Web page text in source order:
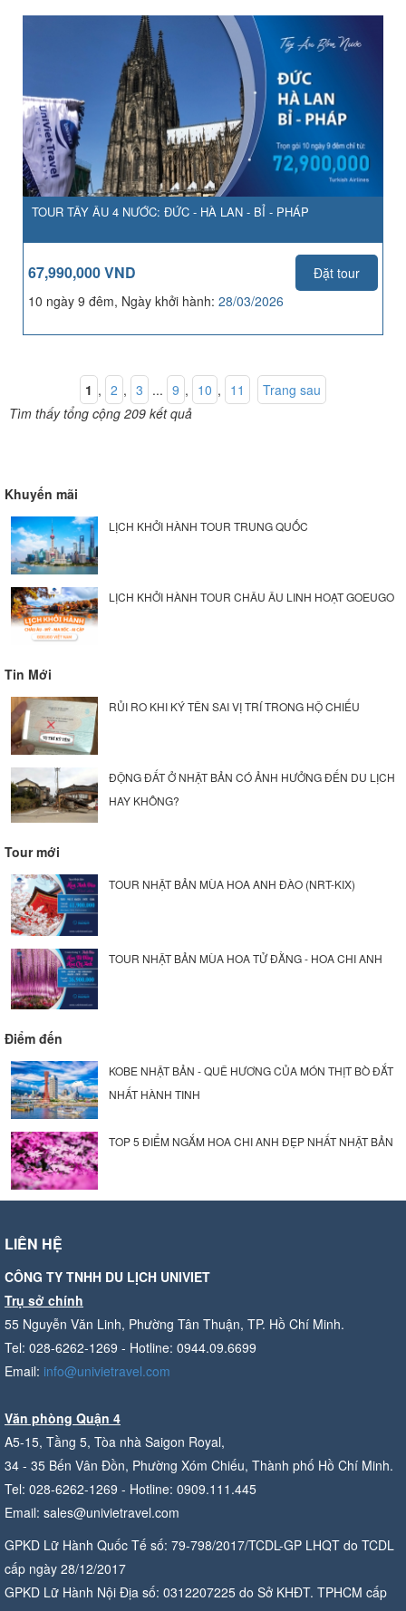
TOUR TÂY ÂU 4 NƯỚC: ĐỨC - HÀ LAN - BỈ - PHÁP
67,990,000 VND
Đặt tour
10 ngày 9 đêm, Ngày khởi hành: 28/03/2026
1 , 2 , 3 ... 9 , 10 , 11
Trang sau
Tìm thấy tổng cộng 209 kết quả
Khuyến mãi
LỊCH KHỞI HÀNH TOUR TRUNG QUỐC
LỊCH KHỞI HÀNH TOUR CHÂU ÂU LINH HOẠT GOEUGO
Tin Mới
RỦI RO KHI KÝ TÊN SAI VỊ TRÍ TRONG HỘ CHIẾU
ĐỘNG ĐẤT Ở NHẬT BẢN CÓ ẢNH HƯỞNG ĐẾN DU LỊCH
HAY KHÔNG?
Tour mới
TOUR NHẬT BẢN MÙA HOA ANH ĐÀO (NRT-KIX)
TOUR NHẬT BẢN MÙA HOA TỬ ĐẰNG - HOA CHI ANH
Điểm đến
KOBE NHẬT BẢN - QUÊ HƯƠNG CỦA MÓN THỊT BÒ ĐẮT
NHẤT HÀNH TINH
TOP 5 ĐIỂM NGẮM HOA CHI ANH ĐẸP NHẤT NHẬT BẢN
LIÊN HỆ
CÔNG TY TNHH DU LỊCH UNIVIET
Trụ sở chính
55 Nguyễn Văn Linh, Phường Tân Thuận, TP. Hồ Chí Minh.
Tel: 028-6262-1269 - Hotline: 0944.09.6699
Email: info@univietravel.com
Văn phòng Quận 4
A5-15, Tầng 5, Tòa nhà Saigon Royal,
34 - 35 Bến Vân Đồn, Phường Xóm Chiếu, Thành phố Hồ Chí Minh.
Tel: 028-6262-1269 - Hotline: 0909.111.445
Email: sales@univietravel.com
GPKD Lữ Hành Quốc Tế số: 79-798/2017/TCDL-GP LHQT do TCDL
cấp ngày 28/12/2017
GPKD Lữ Hành Nội Địa số: 0312207225 do Sở KHĐT. TPHCM cấp